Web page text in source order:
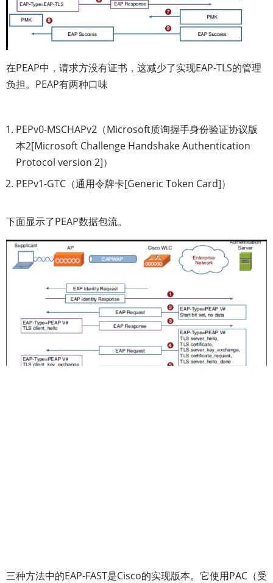
在PEAP中，请求方没有证书，这减少了实现EAP-TLS的管理
负担。PEAP有两种口味
PEPv0-MSCHAPv2（Microsoft质询握手身份验证协议版
本2[Microsoft Challenge Handshake Authentication
Protocol version 2]）
PEPv1-GTC（通用令牌卡[Generic Token Card]）
下面显示了PEAP数据包流。
三种方法中的EAP-FAST是Cisco的实现版本。它使用PAC（受